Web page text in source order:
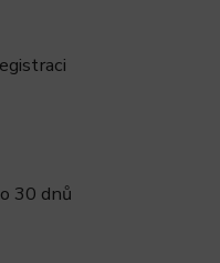
30 dnů